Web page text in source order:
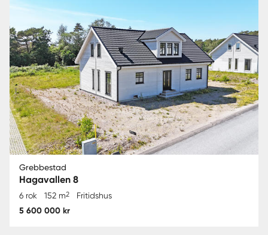
Grebbestad
Hagavallen 8
6 rok 152 m2 Fritidshus
5 600 000 kr